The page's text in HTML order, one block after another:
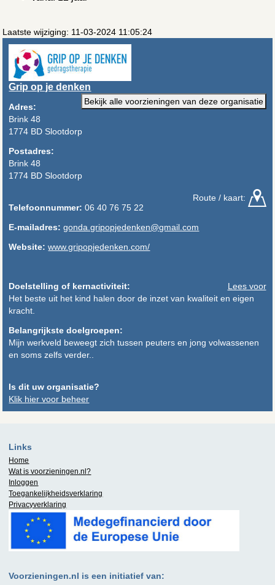
Laatste wijziging: 11-03-2024 11:05:24
Grip op je denken
Bekijk alle voorzieningen van deze organisatie
Adres:
Brink 48
1774 BD Slootdorp
Postadres:
Brink 48
1774 BD Slootdorp
Route / kaart:
Telefoonnummer: 06 40 76 75 22
E-mailadres: gonda.gripopjedenken@gmail.com
Website: www.gripopjedenken.com/
Lees voor
Doelstelling of kernactiviteit:
Het beste uit het kind halen door de inzet van kwaliteit en eigen
kracht.
Belangrijkste doelgroepen:
Mijn werkveld beweegt zich tussen peuters en jong volwassenen
en soms zelfs verder..
Is dit uw organisatie?
Klik hier voor beheer
Links
Home
Wat is voorzieningen.nl?
Inloggen
Toegankelijkheidsverklaring
Privacyverklaring
Voorzieningen.nl is een initiatief van: